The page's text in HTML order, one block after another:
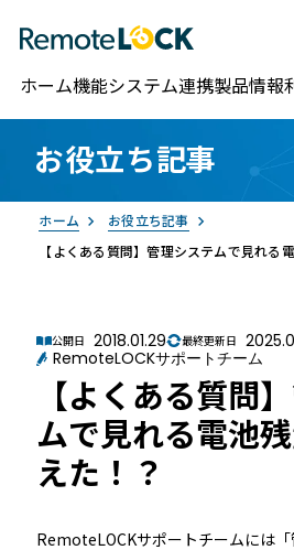
お役立ち記事
【よくある質問】管理システムで見れる
お役立ち記事
ホーム
公開日 2018.01.29 最終更新日
RemoteLOCKサポートチーム
【よくある質問
ムで見れる電池
えた！？
RemoteLOCKサポートチームには
ホーム機能システム連携製品情報
RemoteLOCK